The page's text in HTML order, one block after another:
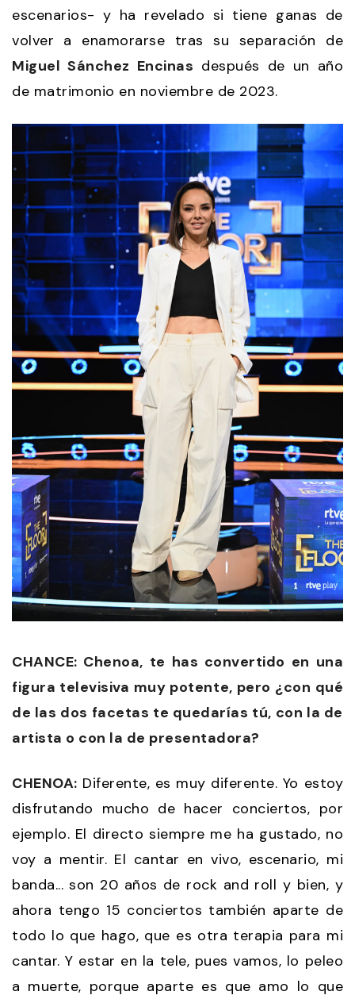
escenarios- y ha revelado si tiene ganas de
volver a enamorarse tras su separación de
Miguel Sánchez Encinas después de un año
de matrimonio en noviembre de 2023.
CHANCE: Chenoa, te has convertido en una
figura televisiva muy potente, pero ¿con qué
de las dos facetas te quedarías tú, con la de
artista o con la de presentadora?
CHENOA: Diferente, es muy diferente. Yo estoy
disfrutando mucho de hacer conciertos, por
ejemplo. El directo siempre me ha gustado, no
voy a mentir. El cantar en vivo, escenario, mi
banda... son 20 años de rock and roll y bien, y
ahora tengo 15 conciertos también aparte de
todo lo que hago, que es otra terapia para mi
cantar. Y estar en la tele, pues vamos, lo peleo
a muerte, porque aparte es que amo lo que